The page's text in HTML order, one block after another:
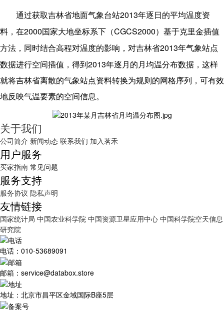
通过获取吉林省地面气象台站2013年逐日的平均温度资
料，在2000国家大地坐标系下（CGCS2000）基于克里金插值
方法，同时结合高程对温度的影响，对吉林省2013年气象站点
数据进行空间插值，得到 2013年逐月的月均温分布数据，这样
就将吉林省离散的气象站点资料转换为规则的网格序列，可有效
地反映气温要素的空间信息。
关于我们
公司简介 新闻动态 联系我们 加入茗禾
用户服务
买家指南 常见问题
服务支持
服务协议 隐私声明
友情链接
国家统计局 中国农业科学院 中国资源卫星应用中心 中国科学院空天信息
研究院
电话：010-53689091
邮箱：service@databox.store
地址：北京市昌平区金域国际B座5层